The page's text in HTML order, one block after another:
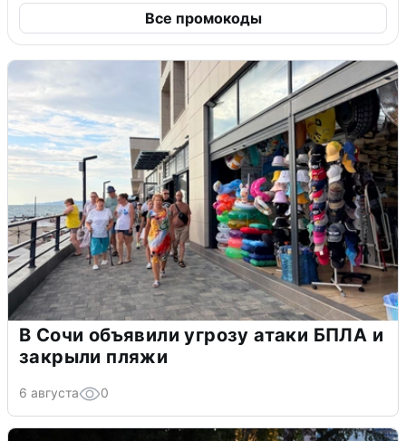
Все промокоды
В Сочи объявили угрозу атаки БПЛА и
закрыли пляжи
6 августа 0